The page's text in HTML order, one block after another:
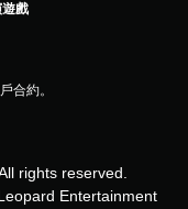
戲
合約。
rights reserved.
Entertainment